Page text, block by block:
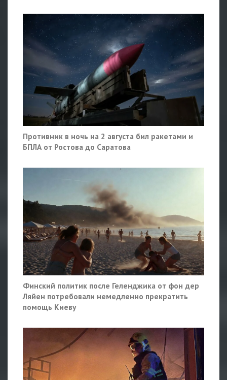
Противник в ночь на 2 августа бил ракетами и
БПЛА от Ростова до Саратова
Финский политик после Геленджика от фон дер
Ляйен потребовали немедленно прекратить
помощь Киеву